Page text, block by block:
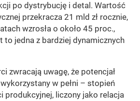
po dystrybucję i detal. Wartość
przekracza 21 mld zł rocznie,
wzrosła o około 45 proc.,
to jedna z bardziej dynamicznych
zwracają uwagę, że potencjał
w pełni – stopień
produkcyjnej, liczony jako relacja